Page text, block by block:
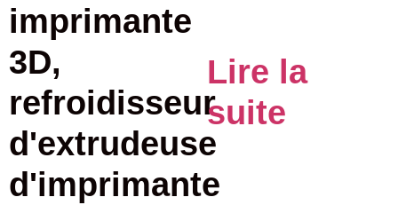
imprimante
3D,
refroidisseur
d'extrudeuse
d'imprimante
Lire la
suite